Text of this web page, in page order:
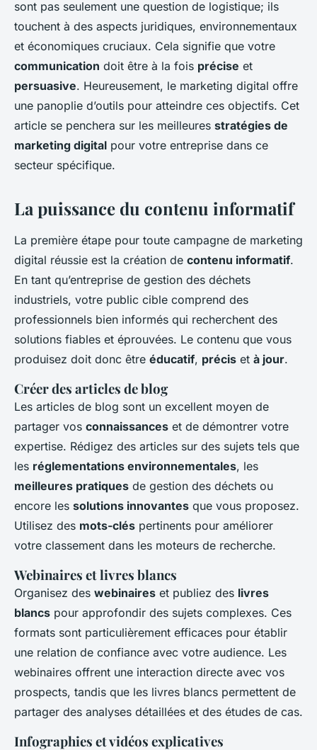
sont pas seulement une question de logistique; ils
touchent à des aspects juridiques, environnementaux
et économiques cruciaux. Cela signifie que votre
communication doit être à la fois précise et
persuasive. Heureusement, le marketing digital offre
une panoplie d’outils pour atteindre ces objectifs. Cet
article se penchera sur les meilleures stratégies de
marketing digital pour votre entreprise dans ce
secteur spécifique.
La puissance du contenu informatif
La première étape pour toute campagne de marketing
digital réussie est la création de contenu informatif.
En tant qu’entreprise de gestion des déchets
industriels, votre public cible comprend des
professionnels bien informés qui recherchent des
solutions fiables et éprouvées. Le contenu que vous
produisez doit donc être éducatif, précis et à jour.
Créer des articles de blog
Les articles de blog sont un excellent moyen de
partager vos connaissances et de démontrer votre
expertise. Rédigez des articles sur des sujets tels que
les réglementations environnementales, les
meilleures pratiques de gestion des déchets ou
encore les solutions innovantes que vous proposez.
Utilisez des mots-clés pertinents pour améliorer
votre classement dans les moteurs de recherche.
Webinaires et livres blancs
Organisez des webinaires et publiez des livres
blancs pour approfondir des sujets complexes. Ces
formats sont particulièrement efficaces pour établir
une relation de confiance avec votre audience. Les
webinaires offrent une interaction directe avec vos
prospects, tandis que les livres blancs permettent de
partager des analyses détaillées et des études de cas.
Infographies et vidéos explicatives